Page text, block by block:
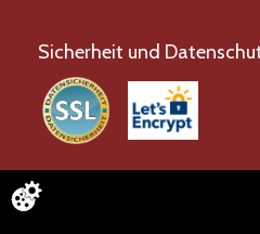
Sicherheit und